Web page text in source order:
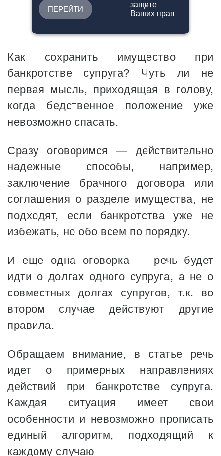
ПЕРЕЙТИ
Как сохранить имущество при
банкротстве супруга? Чуть ли не
первая мысль, приходящая в голову,
когда бедственное положение уже
невозможно спасать.
Сразу оговоримся — действительно
надежные способы, например,
заключение брачного договора или
соглашения о разделе имущества, не
подходят, если банкротства уже не
избежать, но обо всем по порядку.
И еще одна оговорка — речь будет
идти о долгах одного супруга, а не о
совместных долгах супругов, т.к. во
втором случае действуют другие
правила.
Обращаем внимание, в статье речь
идет о примерных направлениях
действий при банкротстве супруга.
Каждая ситуация имеет свои
особенности и невозможно прописать
единый алгоритм, подходящий к
каждому случаю